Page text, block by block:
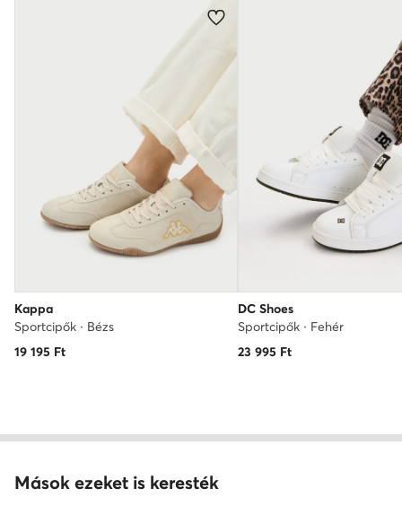
Kappa
Sportcipők · Bézs
19 195 Ft
DC Shoes
Sportcipők · Fehér
23 995 Ft
Mások ezeket is keresték